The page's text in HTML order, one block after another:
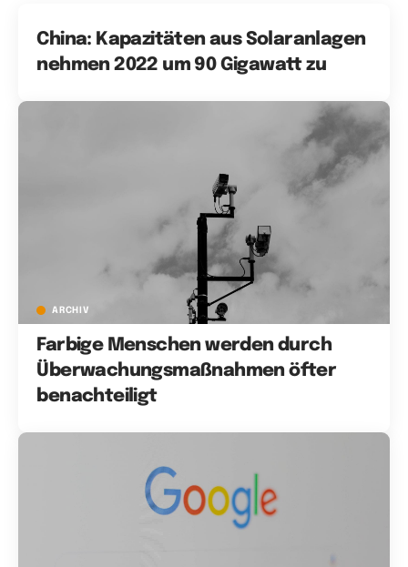
China: Kapazitäten aus Solaranlagen
nehmen 2022 um 90 Gigawatt zu
ARCHIV
Farbige Menschen werden durch
Überwachungsmaßnahmen öfter
benachteiligt